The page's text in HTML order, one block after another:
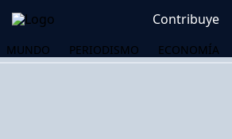
Contribuye
MUNDO PERIODISMO ECONOMÍA